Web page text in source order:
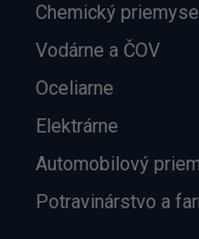
Chemický
Vodárne a ČOV
Oceliarne
Elektrárne
Automobilový
Potravinárstvo a